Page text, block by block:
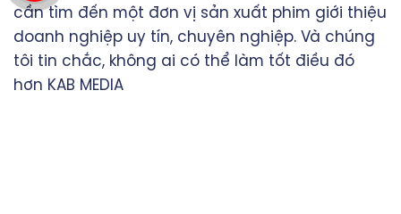
cần tìm đến một đơn vị sản xuất phim giới thiệu
doanh nghiệp uy tín, chuyên nghiệp. Và chúng
tôi tin chắc, không ai có thể làm tốt điều đó
hơn KAB MEDIA